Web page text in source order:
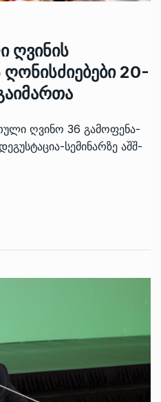
ღვინის
20-
ღვინო 36 გამოფენა-
სემინარზე აშშ-